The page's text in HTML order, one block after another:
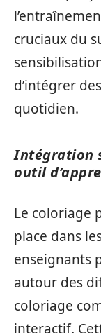
cruciaux du
d’intégrer
quotidien.
Intégration
outil
Le coloriage
place dans
enseignants
autour des
coloriage
interactif.